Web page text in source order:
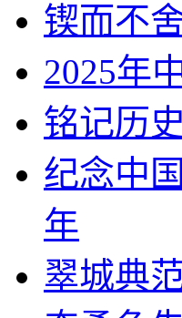
锲而不
2025年
铭记历
纪念中
年
翠城典